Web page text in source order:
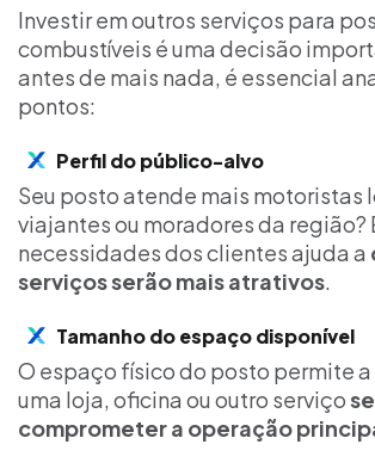
Investir em outros serviços para
combustíveis é uma decisão
antes de mais nada, é essencial
pontos:
Perfil do público-alvo
Seu posto atende mais motoristas
viajantes ou moradores da região?
necessidades dos clientes ajuda a
serviços serão mais atrativos.
Tamanho do espaço disponível
O espaço físico do posto permite
uma loja, oficina ou outro serviço
comprometer a operação